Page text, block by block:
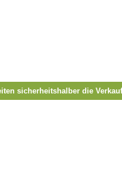
sicherheitshalber die